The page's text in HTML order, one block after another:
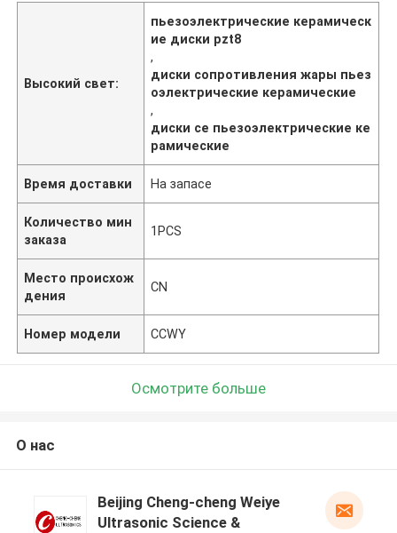
Высокий свет:
пьезоэлектрические керамическ
ие диски pzt8
,
диски сопротивления жары пьез
оэлектрические керамические
,
диски ce пьезоэлектрические ке
рамические
Время доставки На запасе
Количество мин
заказа
1PCS
Место происхож
дения
CN
Номер модели CCWY
Осмотрите больше
О нас
Beijing Cheng-cheng Weiye
Ultrasonic Science &